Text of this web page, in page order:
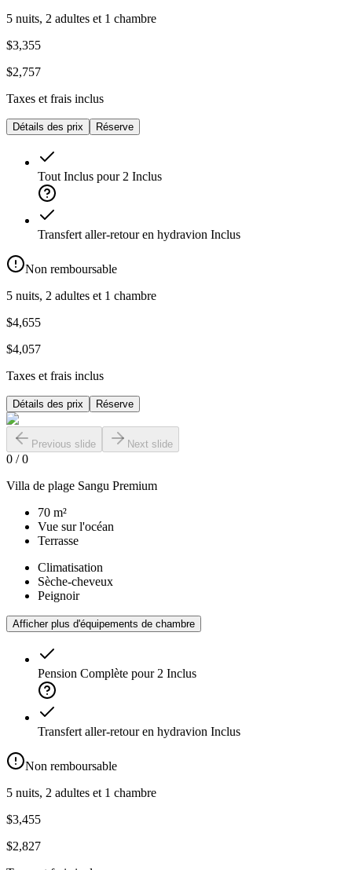
5 nuits, 2 adultes et 1 chambre
$3,355
$2,757
Taxes et frais inclus
Détails des prix Réserve
Tout Inclus pour 2 Inclus
Transfert aller-retour en hydravion Inclus
Non remboursable
5 nuits, 2 adultes et 1 chambre
$4,655
$4,057
Taxes et frais inclus
Détails des prix Réserve
Previous slide Next slide
0 /0
Villa de plage Sangu Premium
70 m²
Vue sur l'océan
Terrasse
Climatisation
Sèche-cheveux
Peignoir
Afficher plus d'équipements de chambre
Pension Complète pour 2 Inclus
Transfert aller-retour en hydravion Inclus
Non remboursable
5 nuits, 2 adultes et 1 chambre
$3,455
$2,827